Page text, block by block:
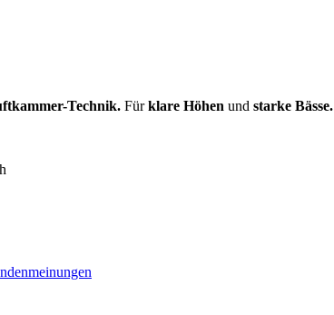
Technik. Fürklare Höhen und starke Bässe.